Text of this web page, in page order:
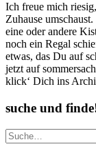
Ich freue mich
Zuhause
eine oder andere
noch ein Regal
etwas, das Du auf
jetzt auf
klick‘ Dich ins
suche und
Suche